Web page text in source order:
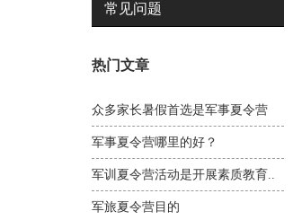
常见问题
热门文章
众多家长暑假首选是军事夏令营
军事夏令营哪里的好？
军训夏令营活动是开展素质教育..
军旅夏令营目的